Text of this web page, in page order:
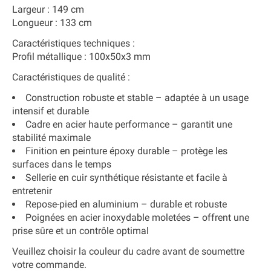
Largeur : 149 cm
Longueur : 133 cm
Caractéristiques techniques :
Profil métallique : 100x50x3 mm
Caractéristiques de qualité :
Construction robuste et stable – adaptée à un usage
intensif et durable
Cadre en acier haute performance – garantit une
stabilité maximale
Finition en peinture époxy durable – protège les
surfaces dans le temps
Sellerie en cuir synthétique résistante et facile à
entretenir
Repose-pied en aluminium – durable et robuste
Poignées en acier inoxydable moletées – offrent une
prise sûre et un contrôle optimal
Veuillez choisir la couleur du cadre avant de soumettre
votre commande.